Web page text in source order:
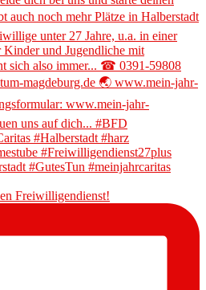
Freiwilligendienst!